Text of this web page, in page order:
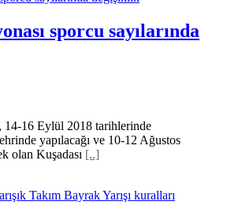
sporcu sayılarında
14-16 Eylül 2018 tarihlerinde
yapılacağı ve 10-12 Ağustos
olan Kuşadası [..]